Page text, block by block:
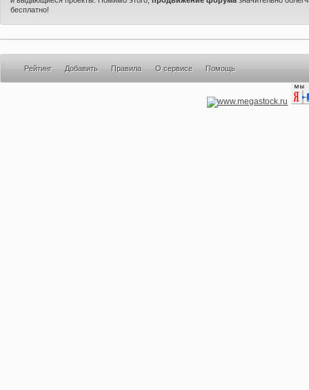
бесплатно!
Рейтинг Добавить Правила О сервисе Помощь